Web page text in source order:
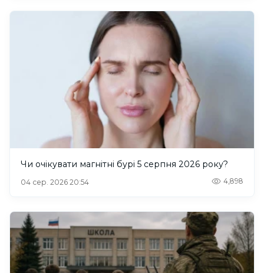
Чи очікувати магнітні бурі 5 серпня 2026 року?
04 сер. 2026 20:54 4,898